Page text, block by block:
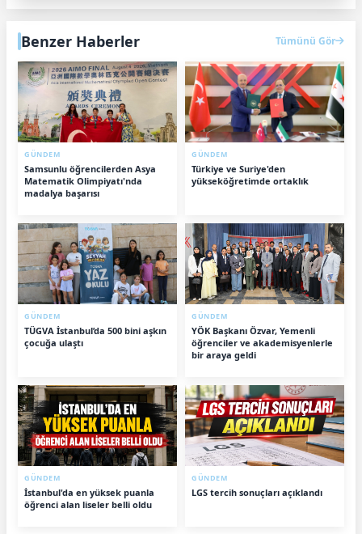
Benzer Haberler Tümünü Gör
GÜNDEM
Samsunlu öğrencilerden Asya
Matematik Olimpiyatı'nda
madalya başarısı
GÜNDEM
Türkiye ve Suriye'den
yükseköğretimde ortaklık
GÜNDEM
TÜGVA İstanbul’da 500 bini aşkın
çocuğa ulaştı
GÜNDEM
YÖK Başkanı Özvar, Yemenli
öğrenciler ve akademisyenlerle
bir araya geldi
GÜNDEM
İstanbul'da en yüksek puanla
öğrenci alan liseler belli oldu
GÜNDEM
LGS tercih sonuçları açıklandı